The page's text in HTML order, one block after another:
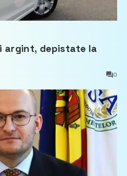
argint, depistate la
0